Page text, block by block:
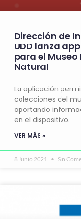
Dirección de
UDD lanza
para el
Natural
La aplicación
colecciones del
aportando
en el dispositivo.
VER MÁS »
8 Junio 2021 Sin